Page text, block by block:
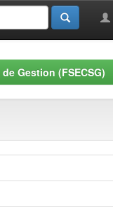
Gestion (FSECSG)